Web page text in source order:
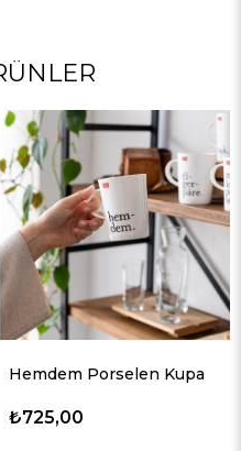
Hemdem Porselen Kupa
₺725,00